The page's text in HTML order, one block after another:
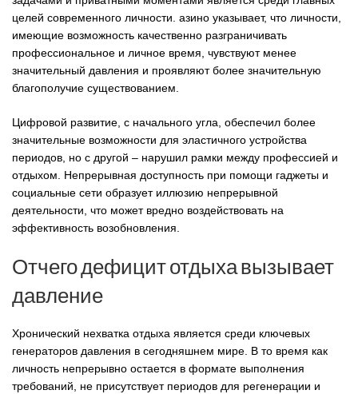
целей современного личности. азино указывает, что личности,
имеющие возможность качественно разграничивать
профессиональное и личное время, чувствуют менее
значительный давления и проявляют более значительную
благополучие существованием.
Цифровой развитие, с начального угла, обеспечил более
значительные возможности для эластичного устройства
периодов, но с другой – нарушил рамки между профессией и
отдыхом. Непрерывная доступность при помощи гаджеты и
социальные сети образует иллюзию непрерывной
деятельности, что может вредно воздействовать на
эффективность возобновления.
Отчего дефицит отдыха вызывает
давление
Хронический нехватка отдыха является среди ключевых
генераторов давления в сегодняшнем мире. В то время как
личность непрерывно остается в формате выполнения
требований, не присутствует периодов для регенерации и